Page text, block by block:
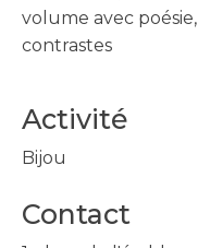
volume avec
contrastes
Activité
Bijou
Contact